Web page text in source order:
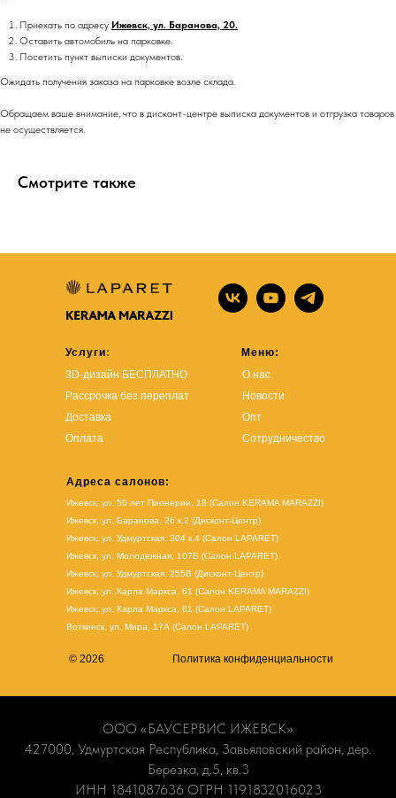
Приехать по адресу Ижевск, ул. Баранова, 20.
Оставить автомобиль на парковке.
Посетить пункт выписки документов.
Ожидать получения заказа на парковке возле склада.
Обращаем ваше внимание, что в дисконт-центре выписка документов и отгрузка товаров
не осуществляется.
Смотрите также
Услуги:
3D-дизайн БЕСПЛАТНО
Рассрочка без переплат
Доставка
Оплата
Меню:
О нас
Новости
Опт
Сотрудничество
Адреса салонов:
Ижевск, ул. 50 лет Пионерии, 18 (Салон KERAMA MARAZZI)
Ижевск, ул. Баранова, 26 к.2 (Дисконт-Центр)
Ижевск, ул. Удмуртская, 304 к.4 (Салон LAPARET)
Ижевск, ул. Молодежная, 107Б (Салон LAPARET)
Ижевск, ул. Удмуртская, 255В (Дисконт-Центр)
Ижевск, ул. Карла Маркса, 61 (Салон KERAMA MARAZZI)
Ижевск, ул. Карла Маркса, 61 (Салон LAPARET)
Воткинск, ул. Мира, 17А (Салон LAPARET)
© 2026 Политика конфиденциальности
ООО «БАУСЕРВИС ИЖЕВСК»
427000, Удмуртская Республика, Завьяловский район, дер.
Березка, д.5, кв.3
ИНН 1841087636 ОГРН 1191832016023